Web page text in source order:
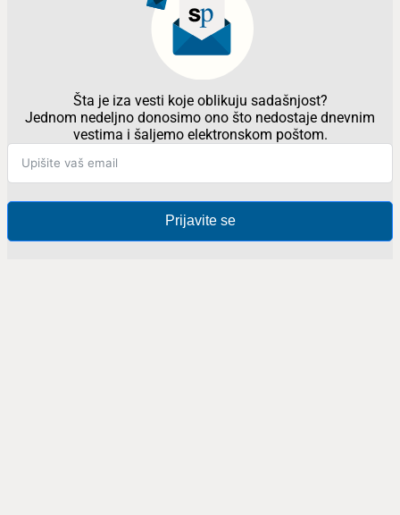
Šta je iza vesti koje oblikuju sadašnjost?
Jednom nedeljno donosimo ono što nedostaje dnevnim
vestima i šaljemo elektronskom poštom.
Prijavite se